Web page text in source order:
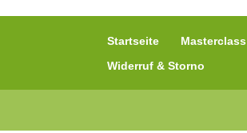
Startseite Masterclass
Widerruf & Storno